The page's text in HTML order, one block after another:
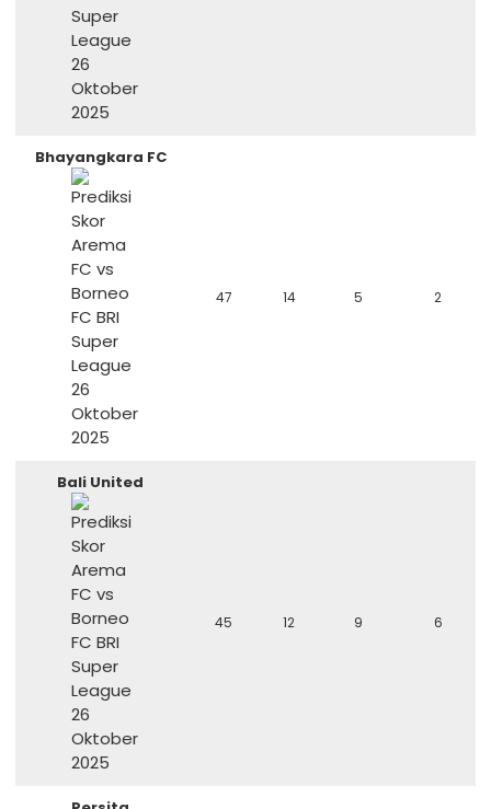
Bhayangkara FC
47 14 5 2
Bali United
45 12 9 6